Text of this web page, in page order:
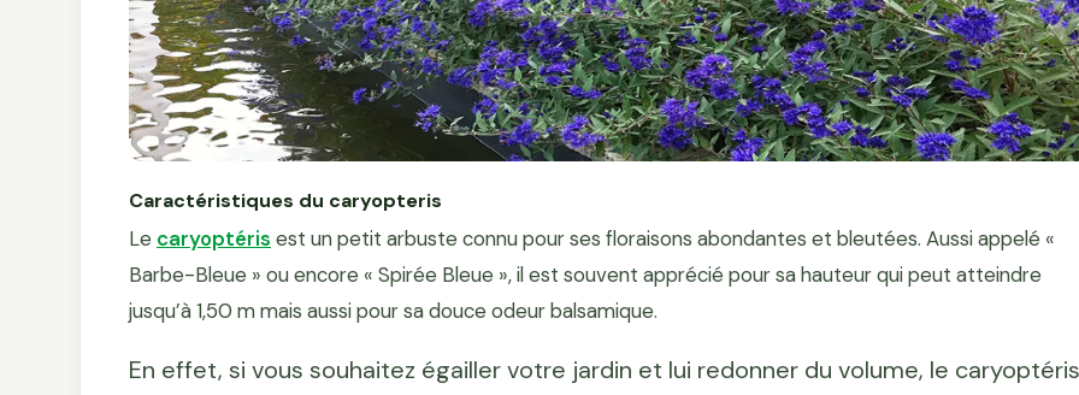
Caractéristiques du caryopteris
Le caryoptéris est un petit arbuste connu pour ses floraisons abondantes et bleutées. Aussi appelé «
Barbe-Bleue » ou encore « Spirée Bleue », il est souvent apprécié pour sa hauteur qui peut atteindre
jusqu’à 1,50 m mais aussi pour sa douce odeur balsamique.
En effet, si vous souhaitez égailler votre jardin et lui redonner du volume, le caryoptéris